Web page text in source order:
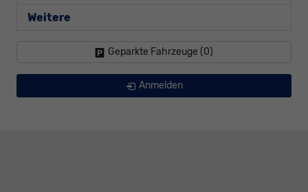
Weitere
Geparkte Fahrzeuge (0)
Anmelden